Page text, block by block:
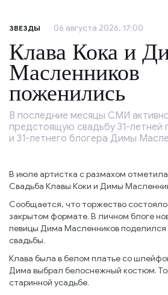
ЗВЕЗДЫ 06 августа 2026, 17:00
Клава Кока и
Масленников
поженились
В последние месяцы СМИ
предстоящую свадьбу 31-летней
и 31-летнего блогера Димы
В июле артистка с размахом
Свадьба Клавы Коки и Димы
Сообщается, что торжество
закрытом формате. В личном блоге
певицы Дима Масленников
свадьбы.
Клава была в белом платье со
Дима выбрал белоснежный костюм.
старинной усадьбе.